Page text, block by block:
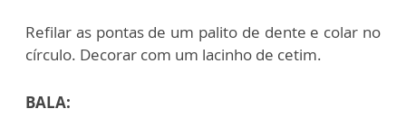
Refilar as pontas de um palito de dente e colar no
círculo. Decorar com um lacinho de cetim.
BALA: